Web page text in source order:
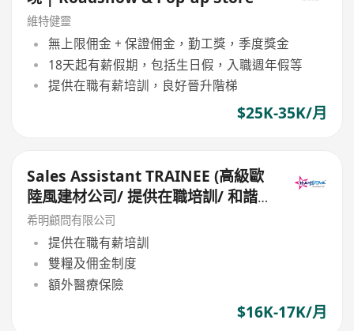
維特健靈
無上限佣金 + 保證佣金，勤工獎，季度獎金
18天起有薪假期，包括生日假，入職週年假等
提供在職有薪培訓，良好晉升階梯
$25K-35K/月
Sales Assistant TRAINEE (高級歐
陸風建材公司/ 提供在職培訓/ 和諧
工作環境)
希明顧問有限公司
提供在職有薪培訓
雙糧及佣金制度
額外醫療保險
$16K-17K/月